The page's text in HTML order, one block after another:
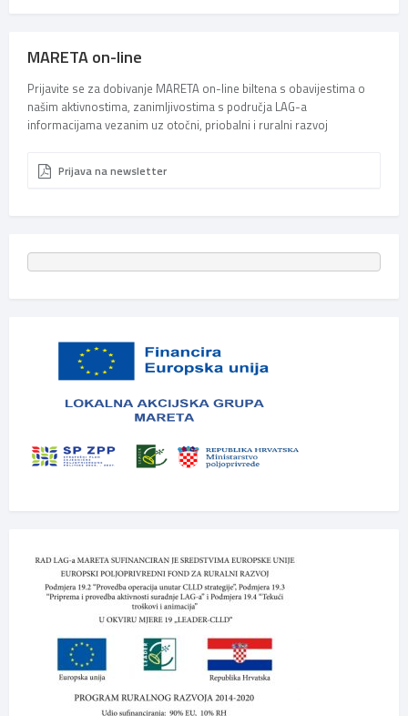
MARETA on-line
Prijavite se za dobivanje MARETA on-line biltena s obavijestima o
našim aktivnostima, zanimljivostima s područja LAG-a
informacijama vezanim uz otočni, priobalni i ruralni razvoj
Prijava na newsletter